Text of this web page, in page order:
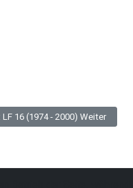
16 (1974 - 2000) Weiter